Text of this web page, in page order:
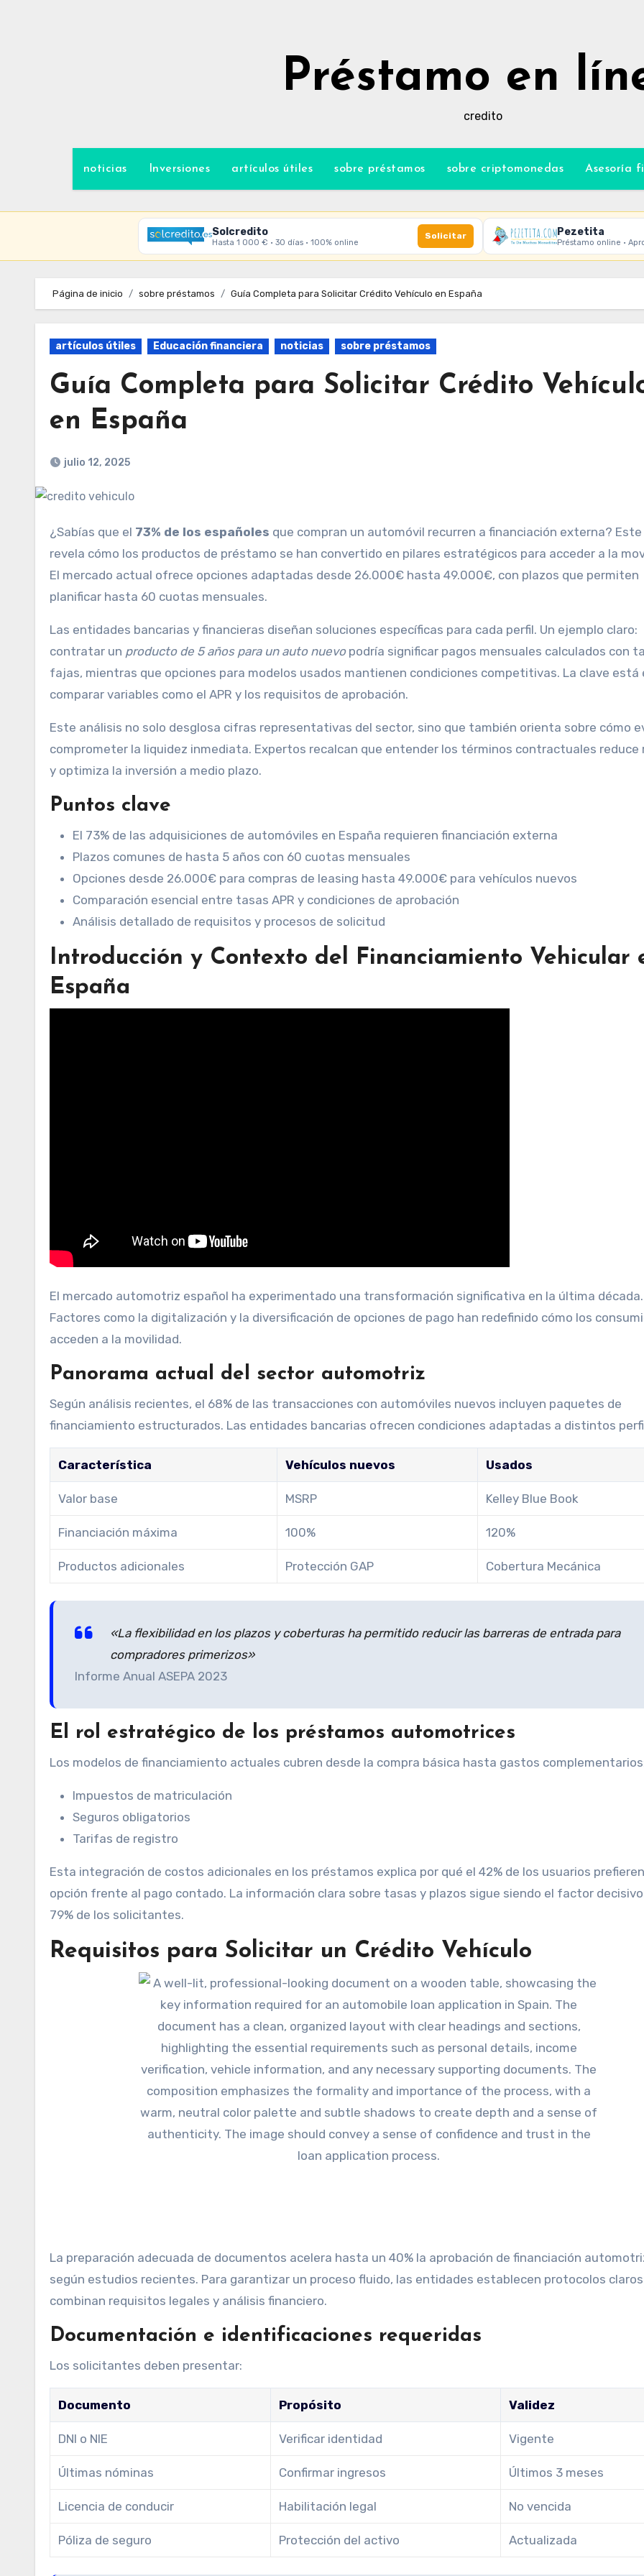
Préstamo en
credito
noticias Inversiones artículos útiles sobre préstamos sobre criptomonedas Asesoría
Solcredito
Hasta 1 000 € · 30 días · 100% online
Solicitar Pezetita
Préstamo online ·
Página de inicio sobre préstamos Guía Completa para Solicitar Crédito Vehículo en España
artículos útiles Educación financiera noticias sobre préstamos
Guía Completa para Solicitar Crédito
en España
julio 12, 2025
¿Sabías que el 73% de los españoles que compran un automóvil recurren a financiación externa?
revela cómo los productos de préstamo se han convertido en pilares estratégicos para acceder a la
El mercado actual ofrece opciones adaptadas desde 26.000€ hasta 49.000€, con plazos que permiten
planificar hasta 60 cuotas mensuales.
Las entidades bancarias y financieras diseñan soluciones específicas para cada perfil. Un ejemplo claro:
contratar un producto de 5 años para un auto nuevopodría significar pagos mensuales calculados con
fajas, mientras que opciones para modelos usados mantienen condiciones competitivas. La clave está
comparar variables como el APR y los requisitos de aprobación.
Este análisis no solo desglosa cifras representativas del sector, sino que también orienta sobre cómo
comprometer la liquidez inmediata. Expertos recalcan que entender los términos contractuales reduce
y optimiza la inversión a medio plazo.
Puntos clave
El 73% de las adquisiciones de automóviles en España requieren financiación externa
Plazos comunes de hasta 5 años con 60 cuotas mensuales
Opciones desde 26.000€ para compras de leasing hasta 49.000€ para vehículos nuevos
Comparación esencial entre tasas APR y condiciones de aprobación
Análisis detallado de requisitos y procesos de solicitud
Introducción y Contexto del Financiamiento Vehicular
España
El mercado automotriz español ha experimentado una transformación significativa en la última década.
Factores como la digitalización y la diversificación de opciones de pago han redefinido cómo los
acceden a la movilidad.
Panorama actual del sector automotriz
Según análisis recientes, el 68% de las transacciones con automóviles nuevos incluyen paquetes de
financiamiento estructurados. Las entidades bancarias ofrecen condiciones adaptadas a distintos
Característica Vehículos nuevos Usados
Valor base MSRP Kelley Blue Book
Financiación máxima 100% 120%
Productos adicionales Protección GAP Cobertura Mecánica
«La flexibilidad en los plazos y coberturas ha permitido reducir las barreras de entrada para
compradores primerizos»
Informe Anual ASEPA 2023
El rol estratégico de los préstamos automotrices
Los modelos de financiamiento actuales cubren desde la compra básica hasta gastos
Impuestos de matriculación
Seguros obligatorios
Tarifas de registro
Esta integración de costos adicionales en los préstamos explica por qué el 42% de los usuarios
opción frente al pago contado. La información clara sobre tasas y plazos sigue siendo el factor
79% de los solicitantes.
Requisitos para Solicitar un Crédito Vehículo
La preparación adecuada de documentos acelera hasta un 40% la aprobación de financiación
según estudios recientes. Para garantizar un proceso fluido, las entidades establecen protocolos
combinan requisitos legales y análisis financiero.
Documentación e identificaciones requeridas
Los solicitantes deben presentar:
Documento Propósito Validez
DNI o NIE Verificar identidad Vigente
Últimas nóminas Confirmar ingresos Últimos 3 meses
Licencia de conducir Habilitación legal No vencida
Póliza de seguro Protección del activo Actualizada